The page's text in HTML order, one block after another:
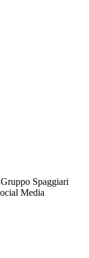
Spaggiari
Media